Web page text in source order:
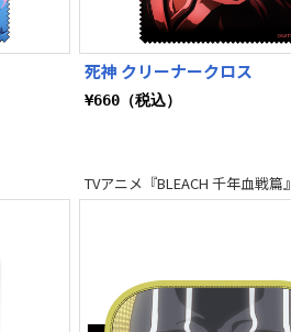
死神 クリーナークロス
¥660（税込）
TVアニメ『BLEACH 千年血戦篇』